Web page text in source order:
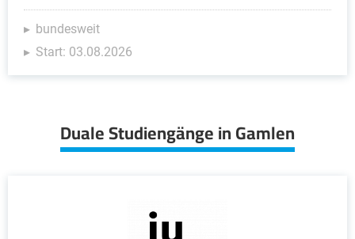
bundesweit
Start: 03.08.2026
Duale Studiengänge in Gamlen